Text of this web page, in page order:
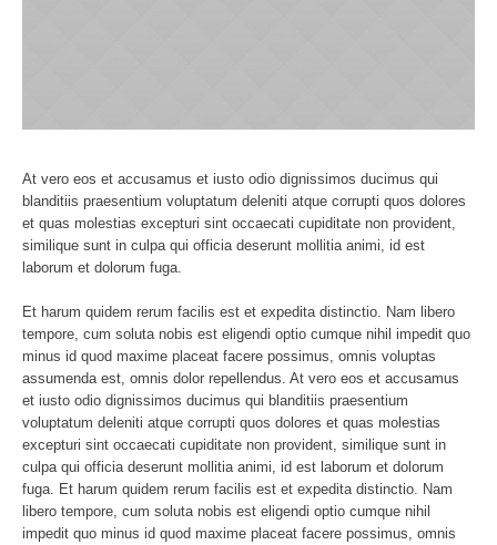
At vero eos et accusamus et iusto odio dignissimos ducimus qui
blanditiis praesentium voluptatum deleniti atque corrupti quos dolores
et quas molestias excepturi sint occaecati cupiditate non provident,
similique sunt in culpa qui officia deserunt mollitia animi, id est
laborum et dolorum fuga.
Et harum quidem rerum facilis est et expedita distinctio. Nam libero
tempore, cum soluta nobis est eligendi optio cumque nihil impedit quo
minus id quod maxime placeat facere possimus, omnis voluptas
assumenda est, omnis dolor repellendus. At vero eos et accusamus
et iusto odio dignissimos ducimus qui blanditiis praesentium
voluptatum deleniti atque corrupti quos dolores et quas molestias
excepturi sint occaecati cupiditate non provident, similique sunt in
culpa qui officia deserunt mollitia animi, id est laborum et dolorum
fuga. Et harum quidem rerum facilis est et expedita distinctio. Nam
libero tempore, cum soluta nobis est eligendi optio cumque nihil
impedit quo minus id quod maxime placeat facere possimus, omnis